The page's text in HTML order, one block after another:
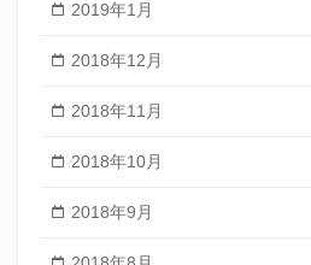
2019年1月
2018年12月
2018年11月
2018年10月
2018年9月